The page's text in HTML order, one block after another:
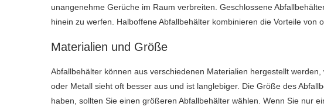
unangenehme Gerüche im Raum verbreiten. Geschlossene
hinein zu werfen. Halboffene Abfallbehälter kombinieren die Vorteile
Materialien und Größe
Abfallbehälter können aus verschiedenen Materialien hergestellt
oder Metall sieht oft besser aus und ist langlebiger. Die Größe des
haben, sollten Sie einen größeren Abfallbehälter wählen. Wenn Sie nur